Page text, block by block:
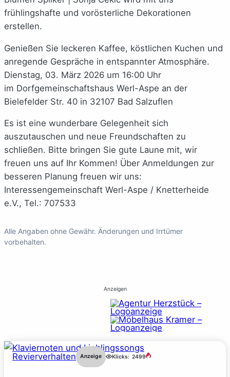
frühlingshafte und vorösterliche Dekorationen
erstellen.
Genießen Sie leckeren Kaffee, köstlichen Kuchen und
anregende Gespräche in entspannter Atmosphäre.
Dienstag, 03. März 2026 um 16:00 Uhr
im Dorfgemeinschaftshaus Werl-Aspe an der
Bielefelder Str. 40 in 32107 Bad Salzuflen
Es ist eine wunderbare Gelegenheit sich
auszutauschen und neue Freundschaften zu
schließen. Bitte bringen Sie gute Laune mit, wir
freuen uns auf Ihr Kommen! Über Anmeldungen zur
besseren Planung freuen wir uns:
Interessengemeinschaft Werl-Aspe / Knetterheide
e.V., Tel.: 707533
Alle Angaben ohne Gewähr. Änderungen und Irrtümer
vorbehalten.
Anzeigen
Revierverhalten Anzeige Klicks: 2499